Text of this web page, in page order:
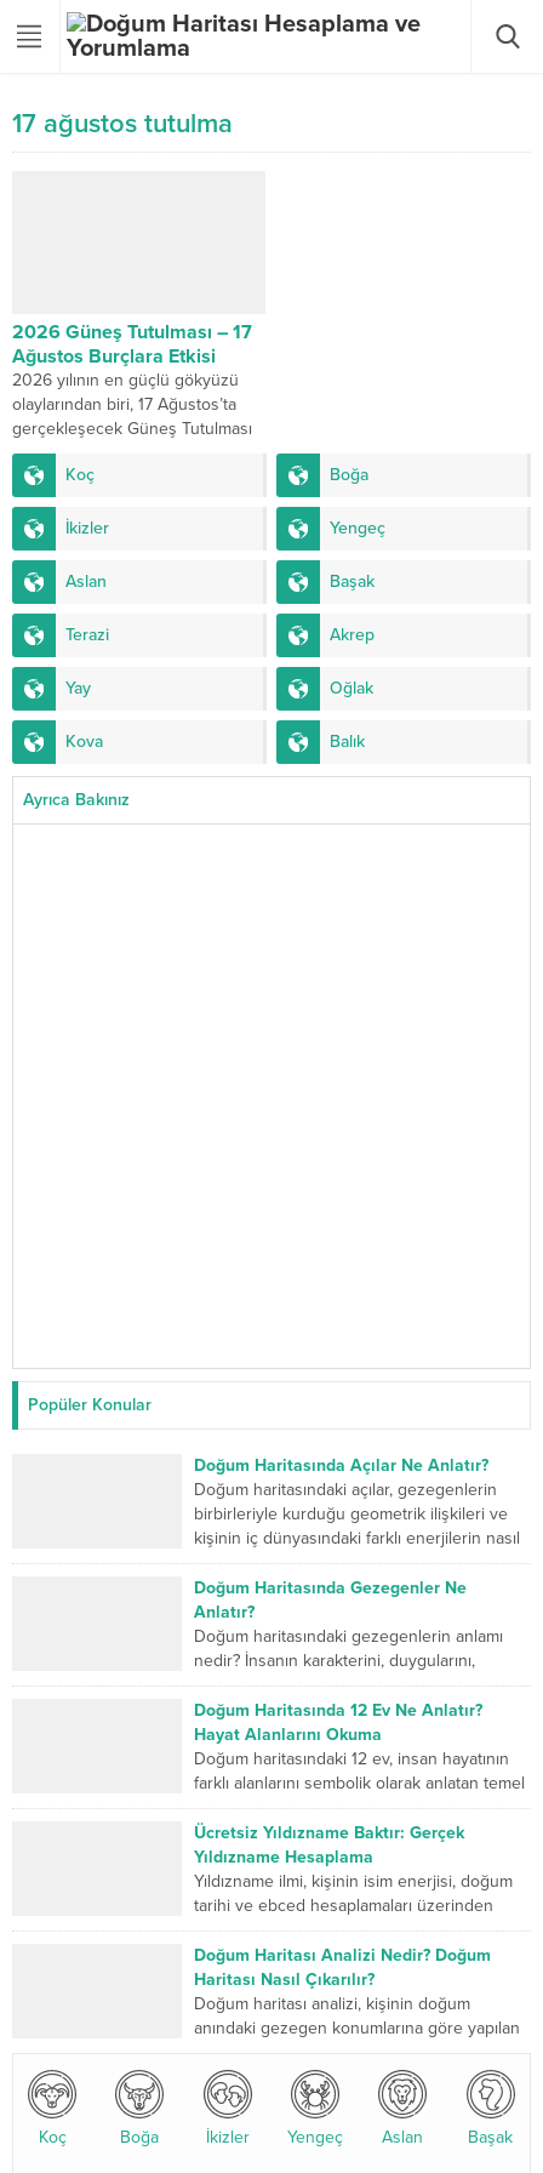
17 ağustos tutulma
2026 Güneş Tutulması – 17
Ağustos Burçlara Etkisi
2026 yılının en güçlü gökyüzü
olaylarından biri, 17 Ağustos’ta
gerçekleşecek Güneş Tutulması
olacak. Güneş Tutulmaları yeni
sayfalar, yeni kararlar ve...
Koç Boğa
İkizler Yengeç
Aslan Başak
Terazi Akrep
Yay Oğlak
Kova Balık
Ayrıca Bakınız
Popüler Konular
Doğum Haritasında Açılar Ne Anlatır?
Doğum haritasındaki açılar, gezegenlerin
birbirleriyle kurduğu geometrik ilişkileri ve
kişinin iç dünyasındaki farklı enerjilerin nasıl
çalıştığını gösterir. Kavuşum açısı iki...
Doğum Haritasında Gezegenler Ne
Anlatır?
Doğum haritasındaki gezegenlerin anlamı
nedir? İnsanın karakterini, duygularını,
düşünme biçimini, ilişkilerini, mücadele
gücünü ve yaşam yolculuğunda geliştirmesi
gereken yönlerini sembolik...
Doğum Haritasında 12 Ev Ne Anlatır?
Hayat Alanlarını Okuma
Doğum haritasındaki 12 ev, insan hayatının
farklı alanlarını sembolik olarak anlatan temel
bölümlerdir. Birinci ev kişinin dış dünyaya
sunduğu kimliği...
Ücretsiz Yıldızname Baktır: Gerçek
Yıldızname Hesaplama
Yıldızname ilmi, kişinin isim enerjisi, doğum
tarihi ve ebced hesaplamaları üzerinden
yapılan kadim bir değerlendirme sistemidir.
Son yıllarda özellikle yıldızname...
Doğum Haritası Analizi Nedir? Doğum
Haritası Nasıl Çıkarılır?
Doğum haritası analizi, kişinin doğum
anındaki gezegen konumlarına göre yapılan
analiz, karakter yapısı, ilişkiler, kariyer...
Koç Boğa İkizler Yengeç Aslan Başak